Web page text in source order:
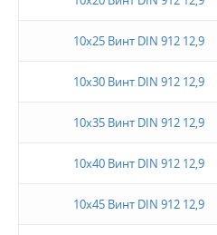
10х25 Винт DIN 912 12,9
10х30 Винт DIN 912 12,9
10х35 Винт DIN 912 12,9
10х40 Винт DIN 912 12,9
10х45 Винт DIN 912 12,9